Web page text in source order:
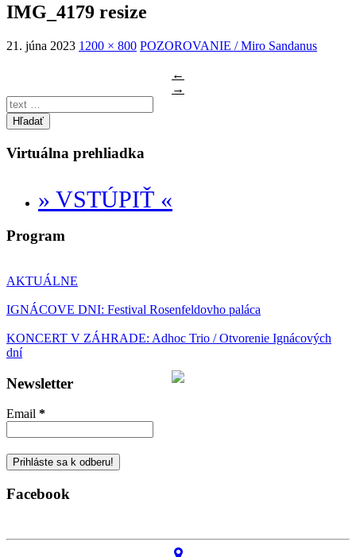
IMG_4179 resize
21. júna 2023 1200 × 800 POZOROVANIE / Miro Sandanus
←
→
Hľadať
Virtuálna prehliadka
» VSTÚPIŤ «
Program
AKTUÁLNE
IGNÁCOVE DNI: Festival Rosenfeldovho paláca
KONCERT V ZÁHRADE: Adhoc Trio / Otvorenie Ignácových
dní
Newsletter
Email *
Facebook